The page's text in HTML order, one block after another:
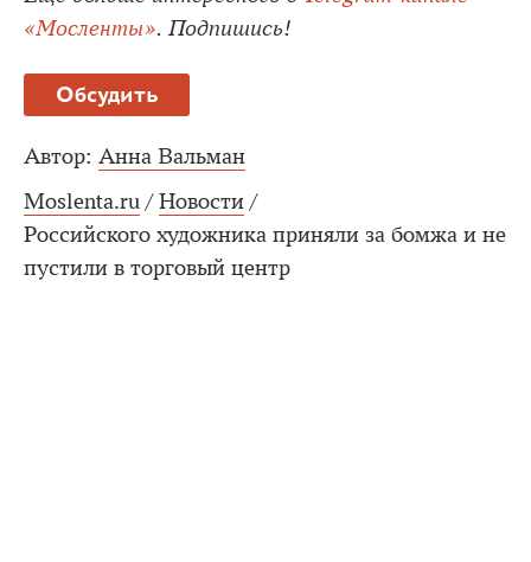
«Мосленты». Подпишись!
Обсудить
Автор: Анна Вальман
Moslenta.ru / Новости /
Российского художника приняли за бомжа и не
пустили в торговый центр